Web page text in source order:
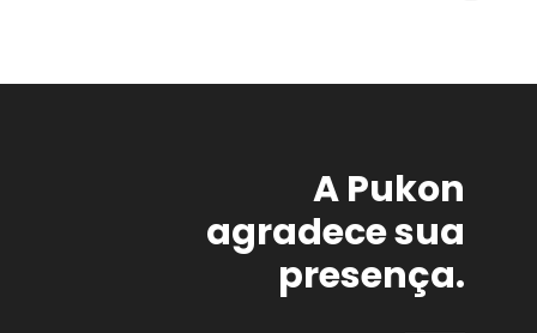
A Pukon
agradece sua
presença.